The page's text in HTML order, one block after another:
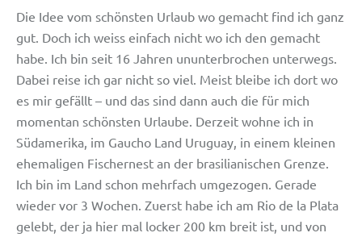
Die Idee vom schönsten Urlaub wo gemacht find ich ganz
gut. Doch ich weiss einfach nicht wo ich den gemacht
habe. Ich bin seit 16 Jahren ununterbrochen unterwegs.
Dabei reise ich gar nicht so viel. Meist bleibe ich dort wo
es mir gefällt – und das sind dann auch die für mich
momentan schönsten Urlaube. Derzeit wohne ich in
Südamerika, im Gaucho Land Uruguay, in einem kleinen
ehemaligen Fischernest an der brasilianischen Grenze.
Ich bin im Land schon mehrfach umgezogen. Gerade
wieder vor 3 Wochen. Zuerst habe ich am Rio de la Plata
gelebt, der ja hier mal locker 200 km breit ist, und von